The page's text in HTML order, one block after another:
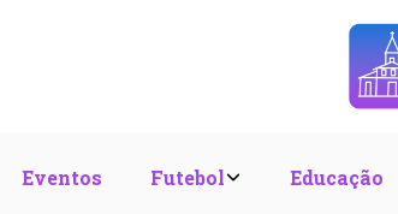
Eventos Futebol Educação